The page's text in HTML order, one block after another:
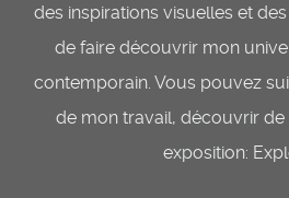
des inspirations visuelles et
de faire découvrir mon
contemporain. Vous pouvez
de mon travail, découvrir
exposition: